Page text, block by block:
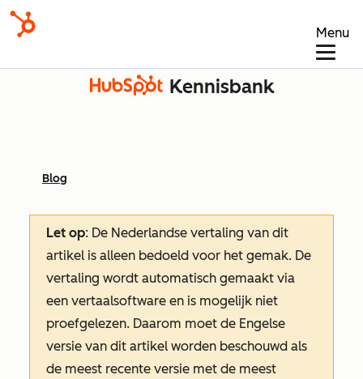
Menu
Kennisbank
Blog
Let op: De Nederlandse vertaling van dit
artikel is alleen bedoeld voor het gemak. De
vertaling wordt automatisch gemaakt via
een vertaalsoftware en is mogelijk niet
proefgelezen. Daarom moet de Engelse
versie van dit artikel worden beschouwd als
de meest recente versie met de meest